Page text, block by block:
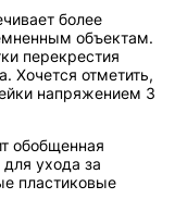
более
объектам.
перекрестия
Хочется отметить,
напряжением 3
обобщенная
ухода за
пластиковые